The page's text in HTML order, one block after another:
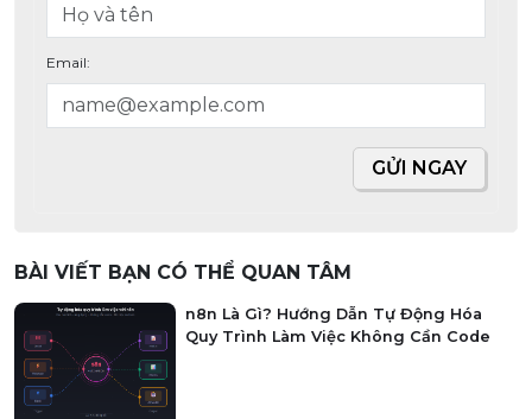
Email:
GỬI NGAY
BÀI VIẾT BẠN CÓ THỂ QUAN TÂM
n8n Là Gì? Hướng Dẫn Tự Động Hóa
Quy Trình Làm Việc Không Cần Code